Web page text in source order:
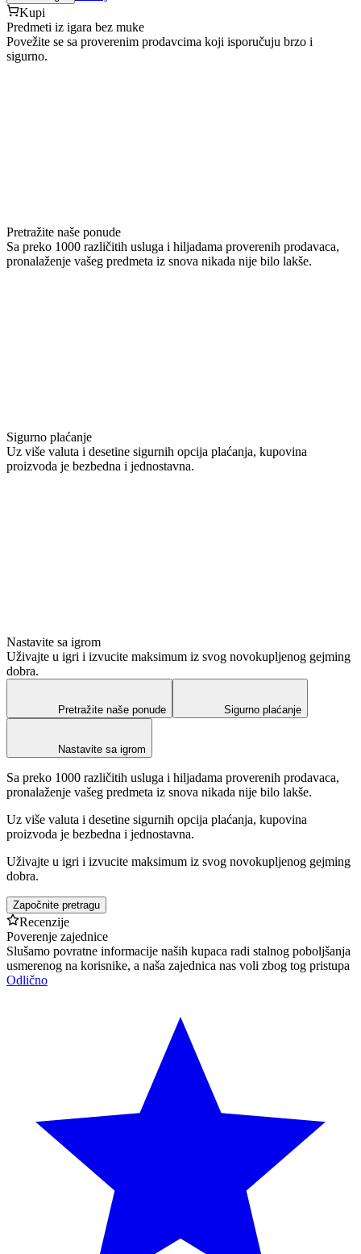
Kupi
Predmeti iz igara bez muke
Povežite se sa proverenim prodavcima koji isporučuju brzo i
sigurno.
Pretražite naše ponude
Sa preko 1000 različitih usluga i hiljadama proverenih prodavaca,
pronalaženje vašeg predmeta iz snova nikada nije bilo lakše.
Sigurno plaćanje
Uz više valuta i desetine sigurnih opcija plaćanja, kupovina
proizvoda je bezbedna i jednostavna.
Nastavite sa igrom
Uživajte u igri i izvucite maksimum iz svog novokupljenog gejming
dobra.
Pretražite naše ponude Sigurno plaćanje
Nastavite sa igrom
Sa preko 1000 različitih usluga i hiljadama proverenih prodavaca,
pronalaženje vašeg predmeta iz snova nikada nije bilo lakše.
Uz više valuta i desetine sigurnih opcija plaćanja, kupovina
proizvoda je bezbedna i jednostavna.
Uživajte u igri i izvucite maksimum iz svog novokupljenog gejming
dobra.
Započnite pretragu
Recenzije
Poverenje zajednice
Slušamo povratne informacije naših kupaca radi stalnog poboljšanja
usmerenog na korisnike, a naša zajednica nas voli zbog tog pristupa
Odlično